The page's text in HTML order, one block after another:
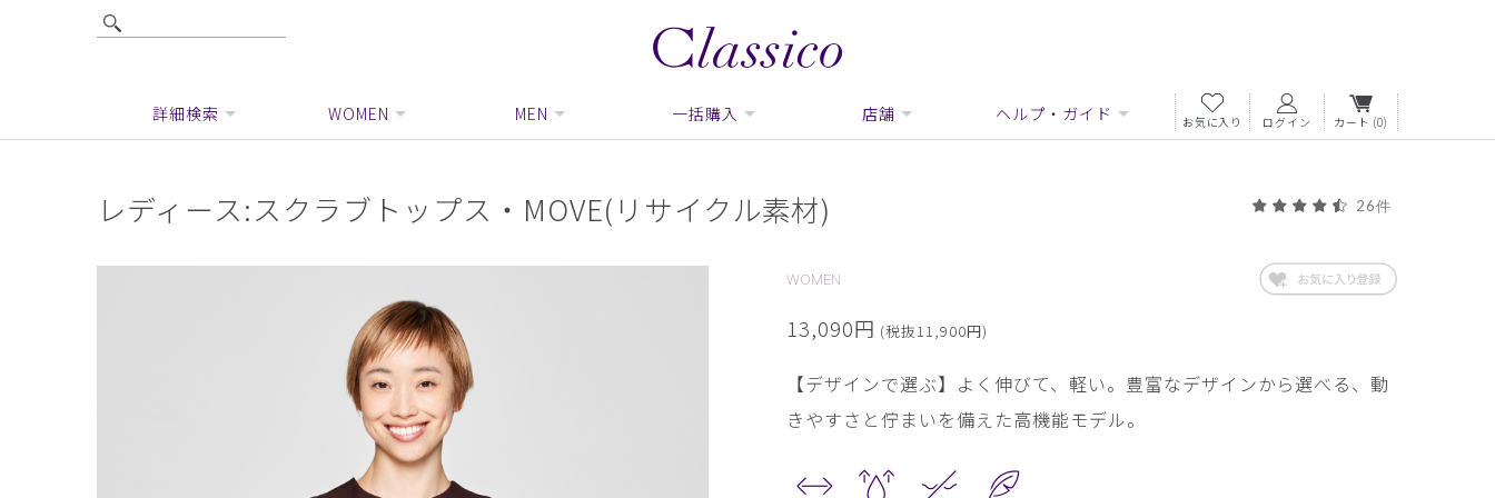
詳細検索 WOMEN MEN 一括購入 店舗 ヘルプ・ガイド お気に入り ログイン カート (0)
レディース:スクラブトップス・MOVE(リサイクル素材) 26件
WOMEN
13,090円 (税抜11,900円)
【デザインで選ぶ】よく伸びて、軽い。豊富なデザインから選べる、動
きやすさと佇まいを備えた高機能モデル。